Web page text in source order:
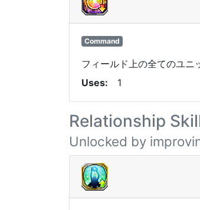
Command
フィールド上の全てのユニ
Uses
1
Relationship
Unlocked by